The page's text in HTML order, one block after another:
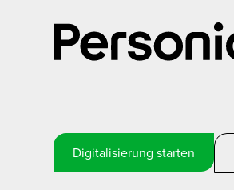
Digitalisierung starten